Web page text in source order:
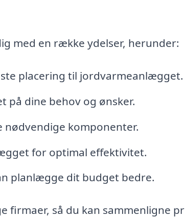
med en række ydelser, herunder:
placering til jordvarmeanlægget.
på dine behov og ønsker.
komponenter.
for optimal effektivitet.
planlægge dit budget bedre.
firmaer, så du kan sammenligne